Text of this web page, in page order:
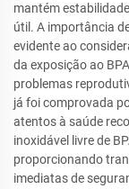
mantém
útil. A importância
evidente ao
da exposição ao
problemas
já foi comprovada
atentos à saúde
inoxidável livre de
proporcionando
imediatas de